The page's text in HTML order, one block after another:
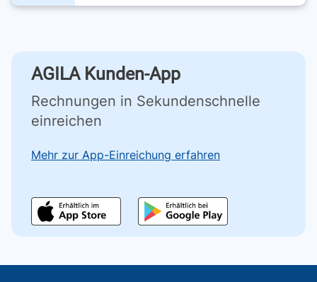
AGILA Kunden-App
Rechnungen in Sekundenschnelle
einreichen
Mehr zur App-Einreichung erfahren